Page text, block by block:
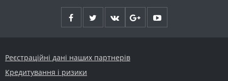
Реєстраційні дані наших партнерів
Кредитування і ризики